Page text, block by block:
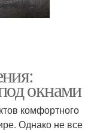
окнами
комфортного
Однако не все